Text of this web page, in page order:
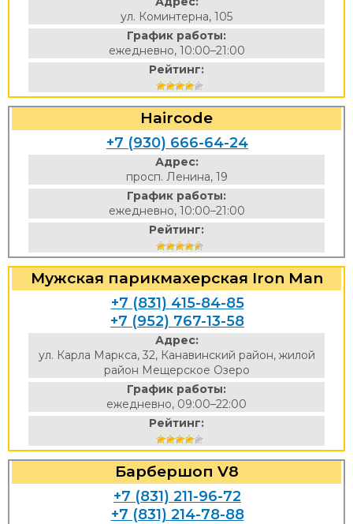
ул. Коминтерна, 105
График работы:
ежедневно, 10:00–21:00
Рейтинг:
Haircode
+7 (930) 666-64-24
Адрес:
просп. Ленина, 19
График работы:
ежедневно, 10:00–21:00
Рейтинг:
Мужская парикмахерская Iron Man
+7 (831) 415-84-85
+7 (952) 767-13-58
Адрес:
ул. Карла Маркса, 32, Канавинский район, жилой
район Мещерское Озеро
График работы:
ежедневно, 09:00–22:00
Рейтинг:
Барбершоп V8
+7 (831) 211-96-72
+7 (831) 214-78-88